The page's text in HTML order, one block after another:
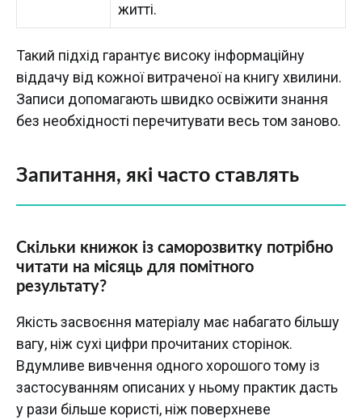
житті.
Такий підхід гарантує високу інформаційну
віддачу від кожної витраченої на книгу хвилини.
Записи допомагають швидко освіжити знання
без необхідності перечитувати весь том заново.
Запитання, які часто ставлять
Скільки книжок із саморозвитку потрібно
читати на місяць для помітного
результату?
Якість засвоєння матеріалу має набагато більшу
вагу, ніж сухі цифри прочитаних сторінок.
Вдумливе вивчення одного хорошого тому із
застосуванням описаних у ньому практик дасть
у рази більше користі, ніж поверхневе